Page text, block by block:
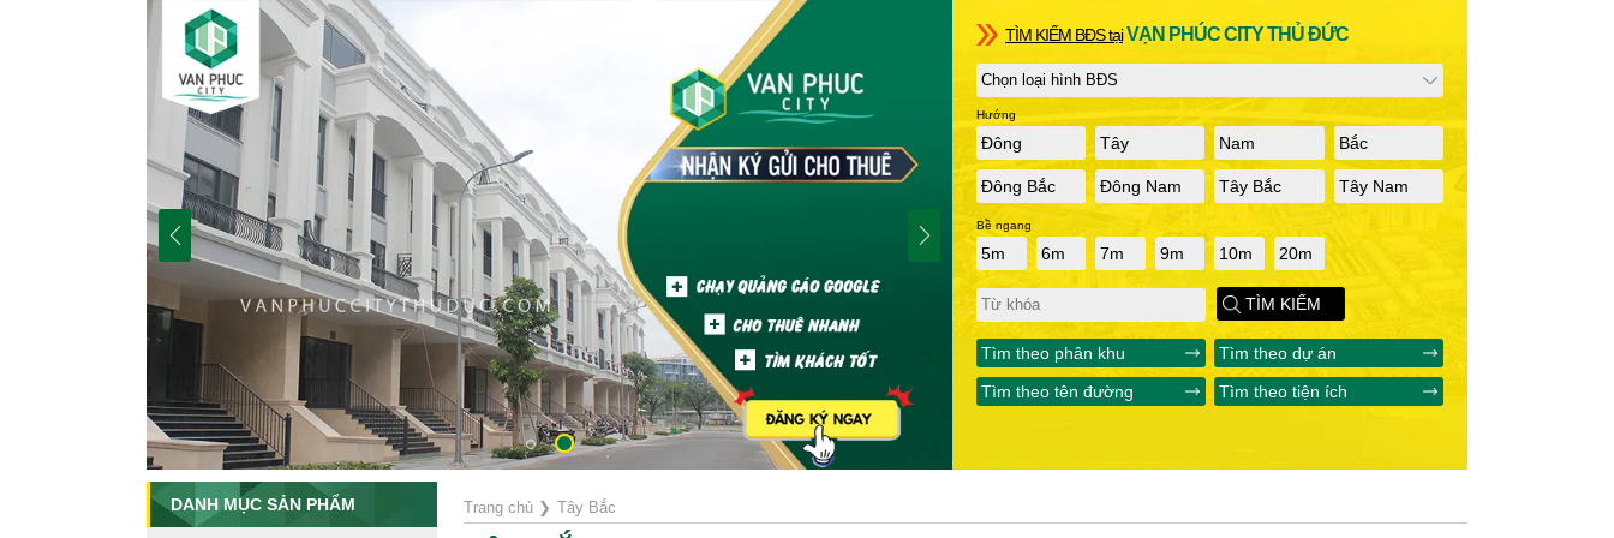
TÌM KIẾM BĐS tạiVẠN PHÚC CITY THỦ ĐỨC
Hướng
Đông Tây Nam Bắc
Đông Bắc Đông Nam Tây Bắc Tây Nam
Bề ngang
5m 6m 7m 9m 10m 20m
TÌM KIẾM
Tìm theo phân khu
Tìm theo dự án
Tìm theo tên đường
Tìm theo tiện ích
Trang chủ ❯ Tây Bắc
DANH MỤC SẢN PHẨM